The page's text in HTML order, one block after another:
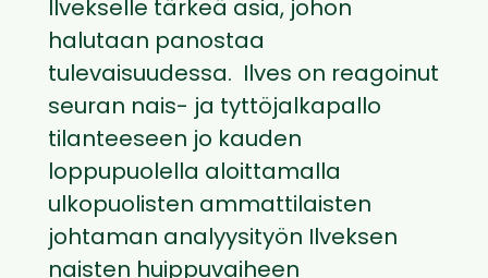
Ilvekselle tärkeä asia, johon
halutaan panostaa
tulevaisuudessa. Ilves on reagoinut
seuran nais- ja tyttöjalkapallo
tilanteeseen jo kauden
loppupuolella aloittamalla
ulkopuolisten ammattilaisten
johtaman analyysityön Ilveksen
naisten huippuvaiheen